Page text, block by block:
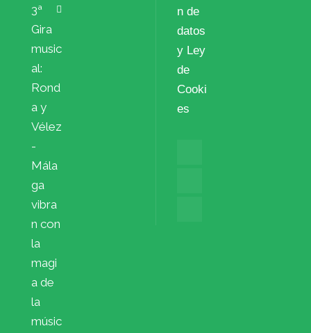
3ª
Gira
music
al:
Rond
a y
Vélez
-
Mála
ga
vibra
n con
la
magi
a de
la
músic
n de
datos
y Ley
de
Cooki
es